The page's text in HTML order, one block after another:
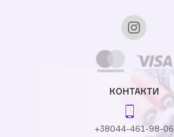
КОНТАКТИ
+38044-461-98-06